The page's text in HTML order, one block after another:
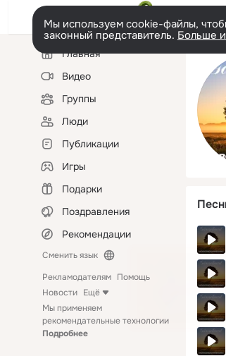
Мы используем cookie-файлы,
законный представитель. Больше
Левая
колонкаГлавная
Видео
Группы
Люди
Публикации
Игры
Подарки
Поздравления
Рекомендации
Сменить язык
Рекламодателям Помощь
Новости Ещё
Мы применяем
рекомендательные технологии
Подробнее